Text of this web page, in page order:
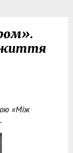
життя
«Між